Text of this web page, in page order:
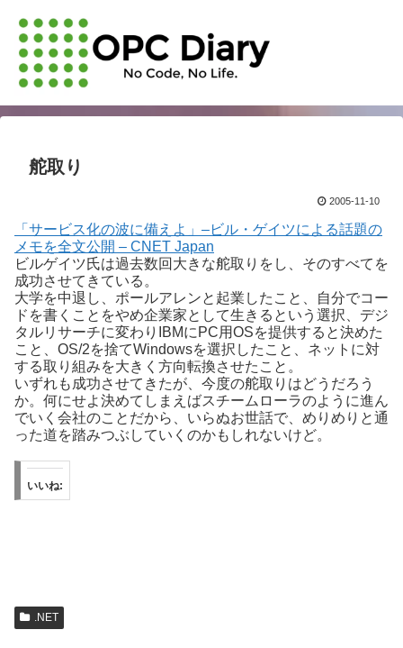
舵取り
2005-11-10
「サービス化の波に備えよ」–ビル・ゲイツによる話題の
メモを全文公開 – CNET Japan
ビルゲイツ氏は過去数回大きな舵取りをし、そのすべてを
成功させてきている。
大学を中退し、ポールアレンと起業したこと、自分でコー
ドを書くことをやめ企業家として生きるという選択、デジ
タルリサーチに変わりIBMにPC用OSを提供すると決めた
こと、OS/2を捨てWindowsを選択したこと、ネットに対
する取り組みを大きく方向転換させたこと。
いずれも成功させてきたが、今度の舵取りはどうだろう
か。何にせよ決めてしまえばスチームローラのように進ん
でいく会社のことだから、いらぬお世話で、めりめりと通
った道を踏みつぶしていくのかもしれないけど。
いいね:
.NET